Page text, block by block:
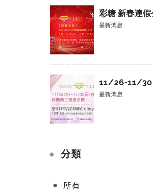
最新消息
最新消息
分類
所有